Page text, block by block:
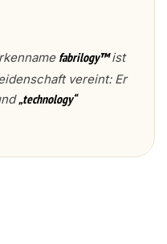
fabrilogy™ist
vereint: Er
„technology“